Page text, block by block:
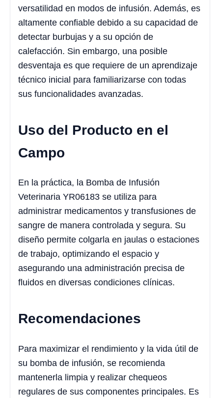
versatilidad en modos de infusión. Además, es
altamente confiable debido a su capacidad de
detectar burbujas y a su opción de
calefacción. Sin embargo, una posible
desventaja es que requiere de un aprendizaje
técnico inicial para familiarizarse con todas
sus funcionalidades avanzadas.
Uso del Producto en el
Campo
En la práctica, la Bomba de Infusión
Veterinaria YR06183 se utiliza para
administrar medicamentos y transfusiones de
sangre de manera controlada y segura. Su
diseño permite colgarla en jaulas o estaciones
de trabajo, optimizando el espacio y
asegurando una administración precisa de
fluidos en diversas condiciones clínicas.
Recomendaciones
Para maximizar el rendimiento y la vida útil de
su bomba de infusión, se recomienda
mantenerla limpia y realizar chequeos
regulares de sus componentes principales. Es